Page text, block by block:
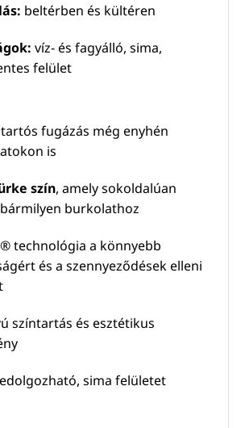
beltérben és kültéren
víz- és fagyálló, sima,
felület
fugázás még enyhén
is
szín, amely sokoldalúan
burkolathoz
technológia a könnyebb
és a szennyeződések elleni
színtartás és esztétikus
sima felületet